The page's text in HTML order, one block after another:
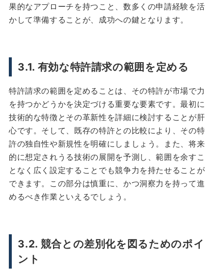
果的なアプローチを持つこと、数多くの申請経験を活
かして準備することが、成功への鍵となります。
3.1. 有効な特許請求の範囲を定める
特許請求の範囲を定めることは、その特許が市場で力
を持つかどうかを決定づける重要な要素です。最初に
技術的な特徴とその革新性を詳細に検討することが肝
心です。そして、既存の特許との比較により、その特
許の独自性や新規性を明確にしましょう。また、将来
的に想定されうる技術の展開を予測し、範囲を余すこ
となく広く設定することでも競争力を持たせることが
できます。この部分は慎重に、かつ洞察力を持って進
めるべき作業といえるでしょう。
3.2. 競合との差別化を図るためのポイ
ント